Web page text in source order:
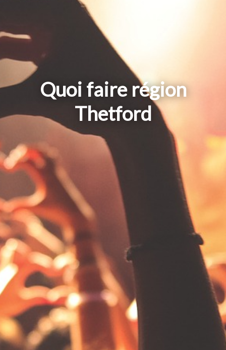
Quoi faire région
Thetford